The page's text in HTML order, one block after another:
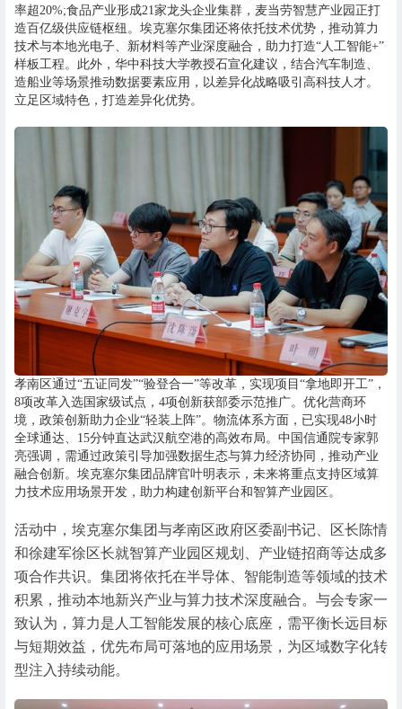
率超20%;食品产业形成21家龙头企业集群，麦当劳智慧产业园正打
造百亿级供应链枢纽。埃克塞尔集团还将依托技术优势，推动算力
技术与本地光电子、新材料等产业深度融合，助力打造“人工智能+”
样板工程。此外，华中科技大学教授石宣化建议，结合汽车制造、
造船业等场景推动数据要素应用，以差异化战略吸引高科技人才。
立足区域特色，打造差异化优势。
孝南区通过“五证同发”“验登合一”等改革，实现项目“拿地即开工”，
8项改革入选国家级试点，4项创新获部委示范推广。优化营商环
境，政策创新助力企业“轻装上阵”。物流体系方面，已实现48小时
全球通达、15分钟直达武汉航空港的高效布局。中国信通院专家郭
亮强调，需通过政策引导加强数据生态与算力经济协同，推动产业
融合创新。埃克塞尔集团品牌官叶明表示，未来将重点支持区域算
力技术应用场景开发，助力构建创新平台和智算产业园区。
活动中，埃克塞尔集团与孝南区政府区委副书记、区长陈情
和徐建军徐区长就智算产业园区规划、产业链招商等达成多
项合作共识。集团将依托在半导体、智能制造等领域的技术
积累，推动本地新兴产业与算力技术深度融合。与会专家一
致认为，算力是人工智能发展的核心底座，需平衡长远目标
与短期效益，优先布局可落地的应用场景，为区域数字化转
型注入持续动能。